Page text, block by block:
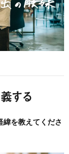
する
を教えてくださ